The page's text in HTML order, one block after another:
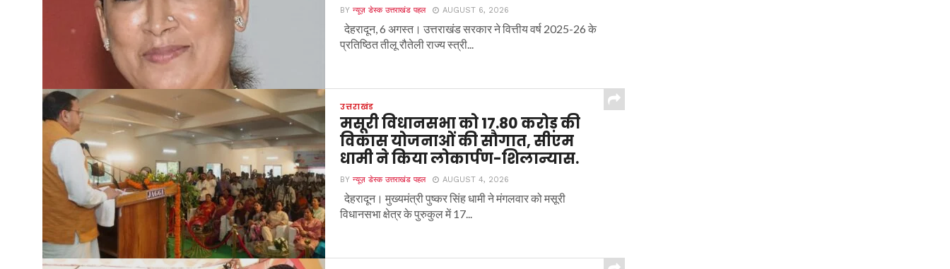
BYन्यूज़ डेस्क उत्तराखंड पहल AUGUST 6, 2026
देहरादून, 6 अगस्त। उत्तराखंड सरकार ने वित्तीय वर्ष 2025-26 के
प्रतिष्ठित तीलू रौतेली राज्य स्त्री...
उत्तराखंड
मसूरी विधानसभा को 17.80 करोड़ की
विकास योजनाओं की सौगात, सीएम
धामी ने किया लोकार्पण-शिलान्यास.
BYन्यूज़ डेस्क उत्तराखंड पहल AUGUST 4, 2026
देहरादून। मुख्यमंत्री पुष्कर सिंह धामी ने मंगलवार को मसूरी
विधानसभा क्षेत्र के पुरुकुल में 17...